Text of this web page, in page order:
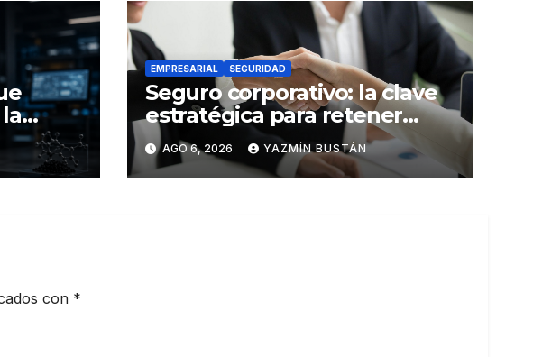
y
EMPRESARIAL SEGURIDAD
Seguro corporativo: la clave
estratégica para retener
talento en Ecuador
AGO 6, 2026 YAZMÍN BUSTÁN
con *